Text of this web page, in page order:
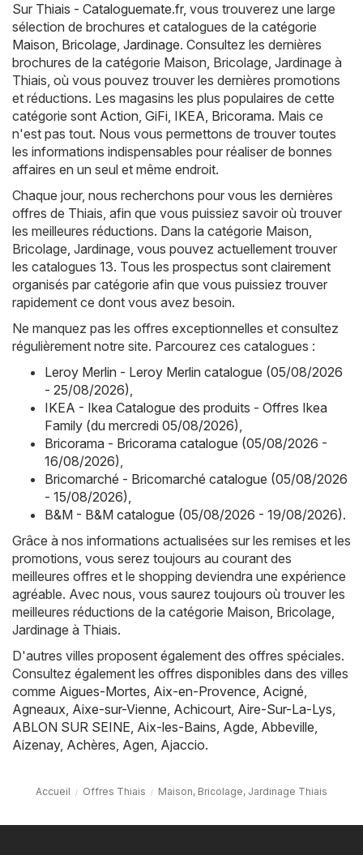
Sur Thiais - Cataloguemate.fr, vous trouverez une large
sélection de brochures et catalogues de la catégorie
Maison, Bricolage, Jardinage. Consultez les dernières
brochures de la catégorie Maison, Bricolage, Jardinage à
Thiais, où vous pouvez trouver les dernières promotions
et réductions. Les magasins les plus populaires de cette
catégorie sont Action, GiFi, IKEA, Bricorama. Mais ce
n'est pas tout. Nous vous permettons de trouver toutes
les informations indispensables pour réaliser de bonnes
affaires en un seul et même endroit.
Chaque jour, nous recherchons pour vous les dernières
offres de Thiais, afin que vous puissiez savoir où trouver
les meilleures réductions. Dans la catégorie Maison,
Bricolage, Jardinage, vous pouvez actuellement trouver
les catalogues 13. Tous les prospectus sont clairement
organisés par catégorie afin que vous puissiez trouver
rapidement ce dont vous avez besoin.
Ne manquez pas les offres exceptionnelles et consultez
régulièrement notre site. Parcourez ces catalogues :
Leroy Merlin - Leroy Merlin catalogue (05/08/2026
- 25/08/2026),
IKEA - Ikea Catalogue des produits - Offres Ikea
Family (du mercredi 05/08/2026),
Bricorama - Bricorama catalogue (05/08/2026 -
16/08/2026),
Bricomarché - Bricomarché catalogue (05/08/2026
- 15/08/2026),
B&M - B&M catalogue (05/08/2026 - 19/08/2026).
Grâce à nos informations actualisées sur les remises et les
promotions, vous serez toujours au courant des
meilleures offres et le shopping deviendra une expérience
agréable. Avec nous, vous saurez toujours où trouver les
meilleures réductions de la catégorie Maison, Bricolage,
Jardinage à Thiais.
D'autres villes proposent également des offres spéciales.
Consultez également les offres disponibles dans des villes
comme Aigues-Mortes, Aix-en-Provence, Acigné,
Agneaux, Aixe-sur-Vienne, Achicourt, Aire-Sur-La-Lys,
ABLON SUR SEINE, Aix-les-Bains, Agde, Abbeville,
Aizenay, Achères, Agen, Ajaccio.
Accueil Offres Thiais Maison, Bricolage, Jardinage Thiais